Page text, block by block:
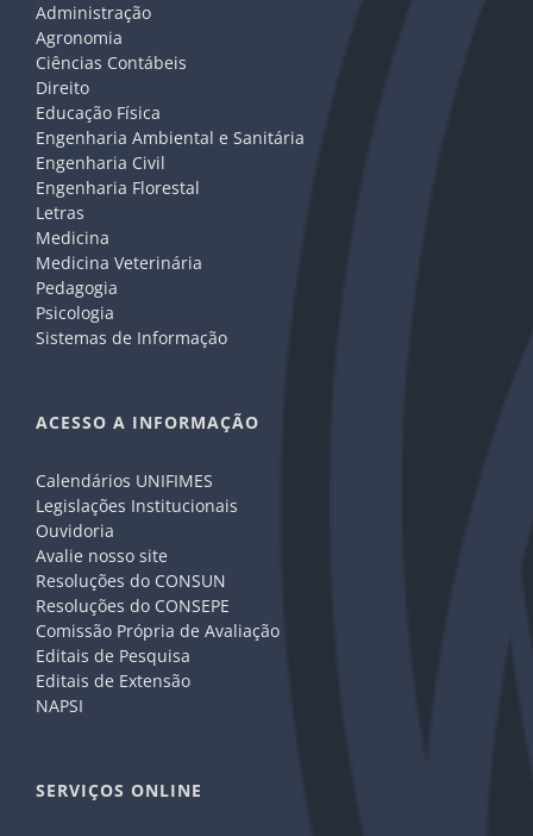
Administração
Agronomia
Ciências Contábeis
Direito
Educação Física
Engenharia Ambiental e Sanitária
Engenharia Civil
Engenharia Florestal
Letras
Medicina
Medicina Veterinária
Pedagogia
Psicologia
Sistemas de Informação
ACESSO A INFORMAÇÃO
Calendários UNIFIMES
Legislações Institucionais
Ouvidoria
Avalie nosso site
Resoluções do CONSUN
Resoluções do CONSEPE
Comissão Própria de Avaliação
Editais de Pesquisa
Editais de Extensão
NAPSI
SERVIÇOS ONLINE